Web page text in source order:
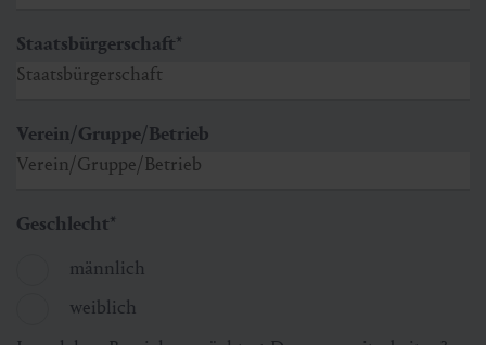
Staatsbürgerschaft*
Verein/Gruppe/Betrieb
Geschlecht*
männlich
weiblich